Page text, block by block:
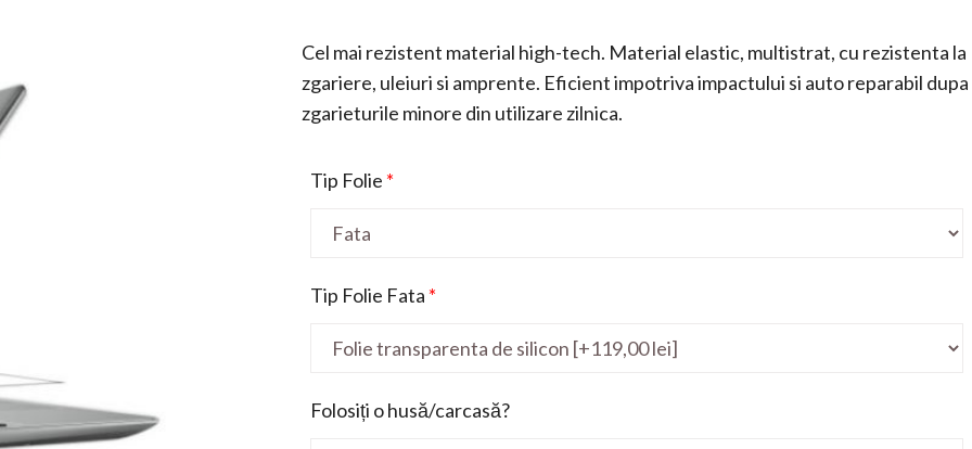
Cel mai rezistent material high-tech. Material elastic, multistrat, cu rezistenta la
zgariere, uleiuri si amprente. Eficient impotriva impactului si auto reparabil dupa
zgarieturile minore din utilizare zilnica.
Tip Folie *
Tip Folie Fata *
Folosiți o husă/carcasă?